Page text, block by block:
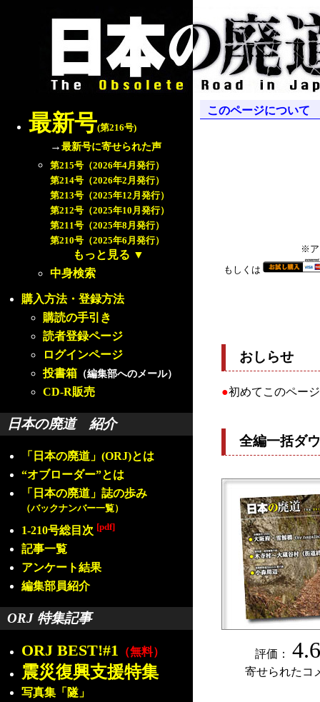
最新号(第216号)
→最新号に寄せられた声
第215号（2026年4月発行）
第214号（2026年2月発行）
第213号（2025年12月発行）
第212号（2025年10月発行）
第211号（2025年8月発行）
第210号（2025年6月発行）
もっと見る ▼
中身検索
購入方法・登録方法
購読の手引き
読者登録ページ
ログインページ
投書箱 （編集部へのメール）
CD-R販売
日本の廃道 紹介
「日本の廃道」(ORJ)とは
“オブローダー”とは
「日本の廃道」誌の歩み
（バックナンバー一覧）
1-210号総目次 [pdf]
記事一覧
アンケート結果
編集部員紹介
ORJ 特集記事
ORJ BEST!#1 （無料）
震災復興支援特集
写真集「隧」
このページについて
※ア
もしくは
おしらせ
●初めてこのペー
全編一括ダ
評価：
寄せられたコ